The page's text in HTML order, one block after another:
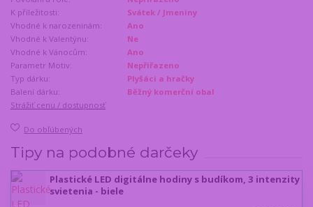
K příležitosti:
Svátek / Jmeniny
Vhodné k narozeninám:
Ano
Vhodné k Valentýnu:
Ne
Vhodné k Vánocům:
Ano
Parametr Motiv:
Nepřiřazeno
Typ dárku:
Plyšáci a hračky
Balení dárku:
Běžný komerční obal
Strážiť cenu / dostupnosť
Do obľúbených
Tipy na podobné darčeky
Plastické LED digitálne hodiny s budíkom, 3 intenzity
svietenia - biele